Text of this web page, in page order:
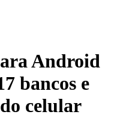
Android
bancos e
celular